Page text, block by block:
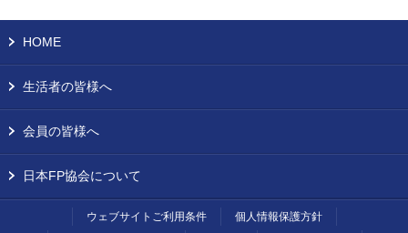
HOME
生活者の皆様へ
会員の皆様へ
日本FP協会について
ウェブサイトご利用条件 個人情報保護方針